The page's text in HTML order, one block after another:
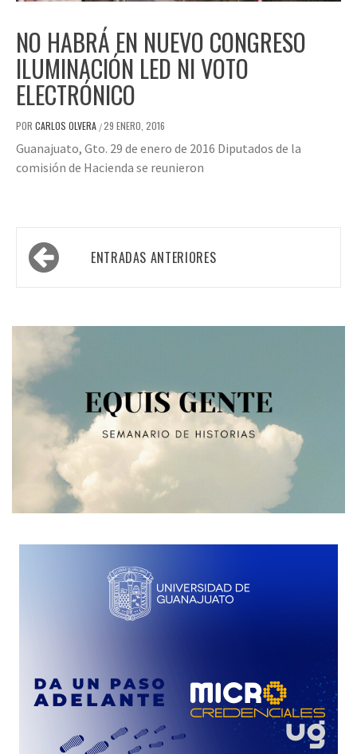
NO HABRÁ EN NUEVO CONGRESO
ILUMINACIÓN LED NI VOTO
ELECTRÓNICO
POR CARLOS OLVERA /29 ENERO, 2016
Guanajuato, Gto. 29 de enero de 2016 Diputados de la
comisión de Hacienda se reunieron
Navegación
de ENTRADAS ANTERIORES